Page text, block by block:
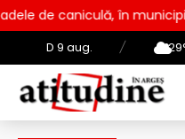
D 9 aug. /
în municipiul Pitești!